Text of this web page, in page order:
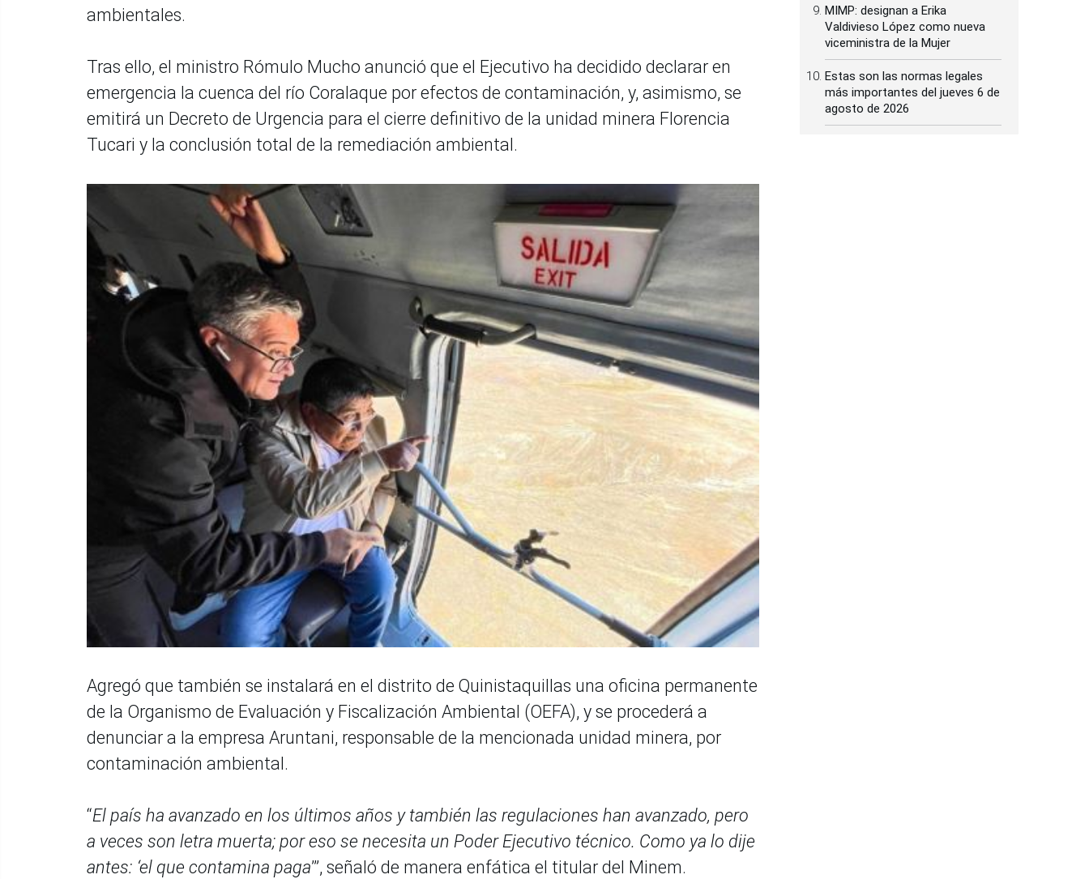
ambientales.
Tras ello, el ministro Rómulo Mucho anunció que el Ejecutivo ha decidido declarar en
emergencia la cuenca del río Coralaque por efectos de contaminación, y, asimismo, se
emitirá un Decreto de Urgencia para el cierre definitivo de la unidad minera Florencia
Tucari y la conclusión total de la remediación ambiental.
Agregó que también se instalará en el distrito de Quinistaquillas una oficina permanente
de la Organismo de Evaluación y Fiscalización Ambiental (OEFA), y se procederá a
denunciar a la empresa Aruntani, responsable de la mencionada unidad minera, por
contaminación ambiental.
“El país ha avanzado en los últimos años y también las regulaciones han avanzado, pero
a veces son letra muerta; por eso se necesita un Poder Ejecutivo técnico. Como ya lo dije
antes: ‘el que contamina paga’”, señaló de manera enfática el titular del Minem.
MIMP: designan a Erika
Valdivieso López como nueva
viceministra de la Mujer
Estas son las normas legales
más importantes del jueves 6 de
agosto de 2026